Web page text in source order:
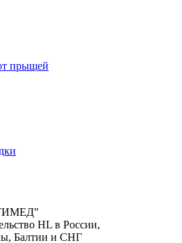
прыщей
HL в России,
Балтии и СНГ